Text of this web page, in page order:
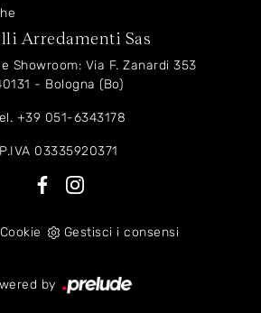
Arredamenti Sas
Showroom: Via F. Zanardi 353
- Bologna (Bo)
+39 051-6343178
P.IVA 03335920371
Cookie Gestisci i consensi
by